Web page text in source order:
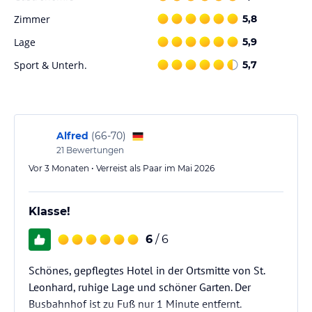
Zimmer 5,8
Lage 5,9
Sport & Unterh. 5,7
Alfred (66-70)
21 Bewertungen
Vor 3 Monaten • Verreist als Paar im Mai 2026
Klasse!
6 / 6
Schönes, gepflegtes Hotel in der Ortsmitte von St.
Leonhard, ruhige Lage und schöner Garten. Der
Busbahnhof ist zu Fuß nur 1 Minute entfernt.